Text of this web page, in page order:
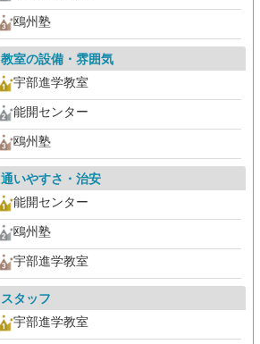
鴎州塾
教室の設備・雰囲気
宇部進学教室
能開センター
鴎州塾
通いやすさ・治安
能開センター
鴎州塾
宇部進学教室
スタッフ
宇部進学教室